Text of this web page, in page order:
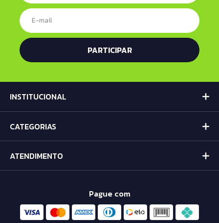
INSTITUCIONAL
CATEGORIAS
ATENDIMENTO
Pague com